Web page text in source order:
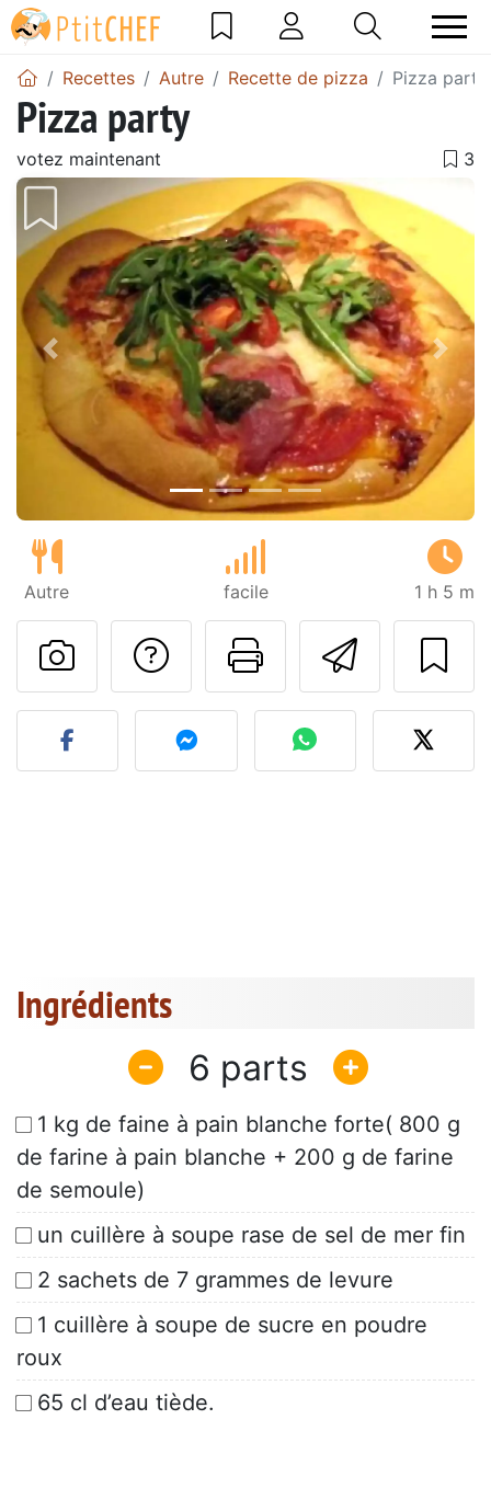
Recettes Autre Recette de pizza Pizza party
Pizza party
votez maintenant
Précédent
Autre facile 1 h 5 m
Imprimer
Poser une
Publier votre photo de
Ingrédients
6
1 kg de faine à pain blanche forte( 800 g
de farine à pain blanche + 200 g de farine
de semoule)
un cuillère à soupe rase de sel de mer fin
2 sachets de 7 grammes de levure
1 cuillère à soupe de sucre en poudre
roux
65 cl d’eau tiède.